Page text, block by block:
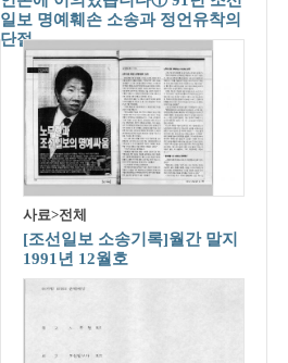
일보 명예훼손 소송과 정언유착의
단절
사료>전체
[조선일보 소송기록]월간 말지
1991년 12월호